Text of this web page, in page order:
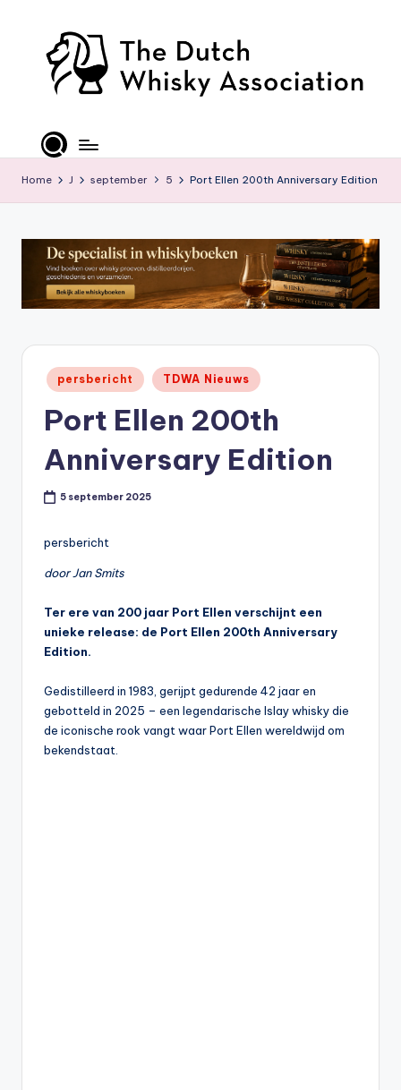
D
W
A
-
O
ffi
or
Home J september 5 Port Ellen 200th Anniversary Edition
Geplaatst
in
persbericht TDWA Nieuws
Port Ellen 200th
Anniversary Edition
5 september 2025
persbericht
door Jan Smits
Ter ere van 200 jaar Port Ellen verschijnt een
unieke release: de Port Ellen 200th Anniversary
Edition.
Gedistilleerd in 1983, gerijpt gedurende 42 jaar en
gebotteld in 2025 – een legendarische Islay whisky die
de iconische rook vangt waar Port Ellen wereldwijd om
bekendstaat.